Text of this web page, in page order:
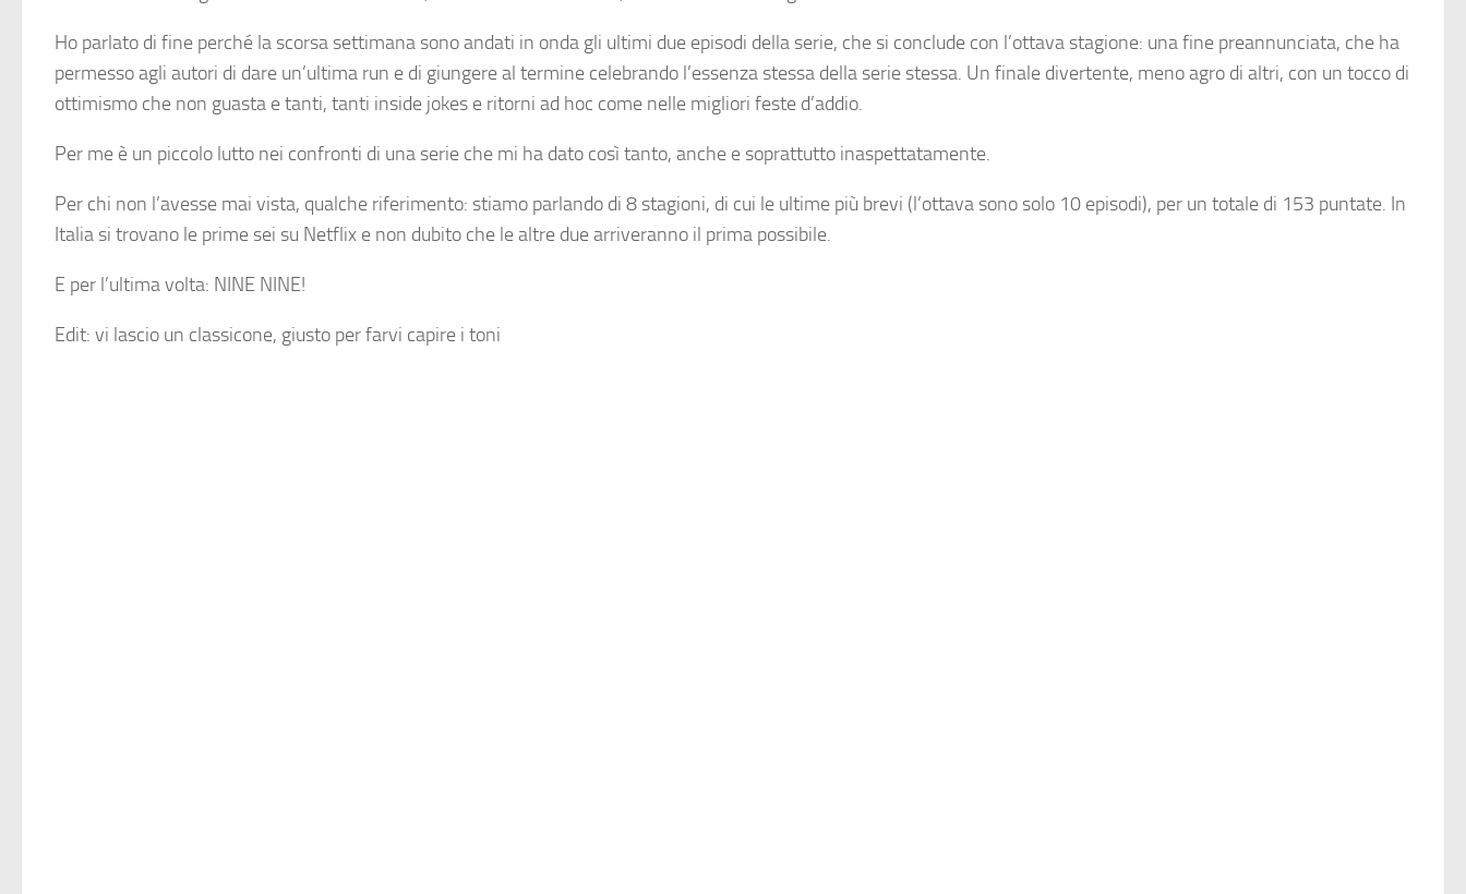
Ho parlato di fine perché la scorsa settimana sono andati in onda gli ultimi due episodi della serie, che si conclude con l’ottava stagione: una fine preannunciata, che ha
permesso agli autori di dare un’ultima run e di giungere al termine celebrando l’essenza stessa della serie stessa. Un finale divertente, meno agro di altri, con un tocco di
ottimismo che non guasta e tanti, tanti inside jokes e ritorni ad hoc come nelle migliori feste d’addio.
Per me è un piccolo lutto nei confronti di una serie che mi ha dato così tanto, anche e soprattutto inaspettatamente.
Per chi non l’avesse mai vista, qualche riferimento: stiamo parlando di 8 stagioni, di cui le ultime più brevi (l’ottava sono solo 10 episodi), per un totale di 153 puntate. In
Italia si trovano le prime sei su Netflix e non dubito che le altre due arriveranno il prima possibile.
E per l’ultima volta: NINE NINE!
Edit: vi lascio un classicone, giusto per farvi capire i toni